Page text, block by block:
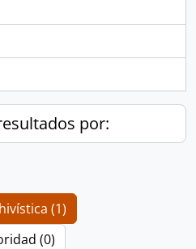
por:
(1)
(0)